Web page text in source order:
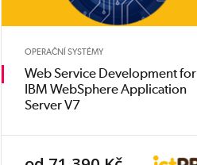
OPERAČNÍ SYSTÉMY
Web Service Development for
IBM WebSphere Application
Server V7